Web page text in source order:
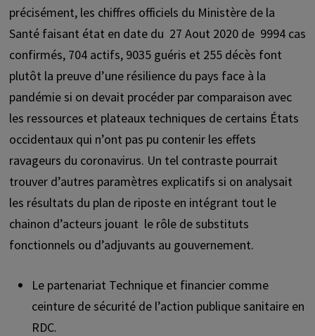
précisément, les chiffres officiels du Ministère de la
Santé faisant état en date du 27 Aout 2020 de 9994 cas
confirmés, 704 actifs, 9035 guéris et 255 décès font
plutôt la preuve d’une résilience du pays face à la
pandémie si on devait procéder par comparaison avec
les ressources et plateaux techniques de certains États
occidentaux qui n’ont pas pu contenir les effets
ravageurs du coronavirus. Un tel contraste pourrait
trouver d’autres paramètres explicatifs si on analysait
les résultats du plan de riposte en intégrant tout le
chainon d’acteurs jouant le rôle de substituts
fonctionnels ou d’adjuvants au gouvernement.
Le partenariat Technique et financier comme
ceinture de sécurité de l’action publique sanitaire en
RDC.